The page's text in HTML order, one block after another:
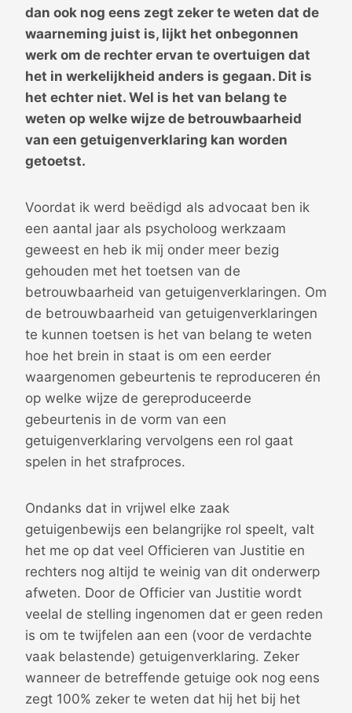
dan ook nog eens zegt zeker te weten dat de
waarneming juist is, lijkt het onbegonnen
werk om de rechter ervan te overtuigen dat
het in werkelijkheid anders is gegaan. Dit is
het echter niet. Wel is het van belang te
weten op welke wijze de betrouwbaarheid
van een getuigenverklaring kan worden
getoetst.
Voordat ik werd beëdigd als advocaat ben ik
een aantal jaar als psycholoog werkzaam
geweest en heb ik mij onder meer bezig
gehouden met het toetsen van de
betrouwbaarheid van getuigenverklaringen. Om
de betrouwbaarheid van getuigenverklaringen
te kunnen toetsen is het van belang te weten
hoe het brein in staat is om een eerder
waargenomen gebeurtenis te reproduceren én
op welke wijze de gereproduceerde
gebeurtenis in de vorm van een
getuigenverklaring vervolgens een rol gaat
spelen in het strafproces.
Ondanks dat in vrijwel elke zaak
getuigenbewijs een belangrijke rol speelt, valt
het me op dat veel Officieren van Justitie en
rechters nog altijd te weinig van dit onderwerp
afweten. Door de Officier van Justitie wordt
veelal de stelling ingenomen dat er geen reden
is om te twijfelen aan een (voor de verdachte
vaak belastende) getuigenverklaring. Zeker
wanneer de betreffende getuige ook nog eens
zegt 100% zeker te weten dat hij het bij het